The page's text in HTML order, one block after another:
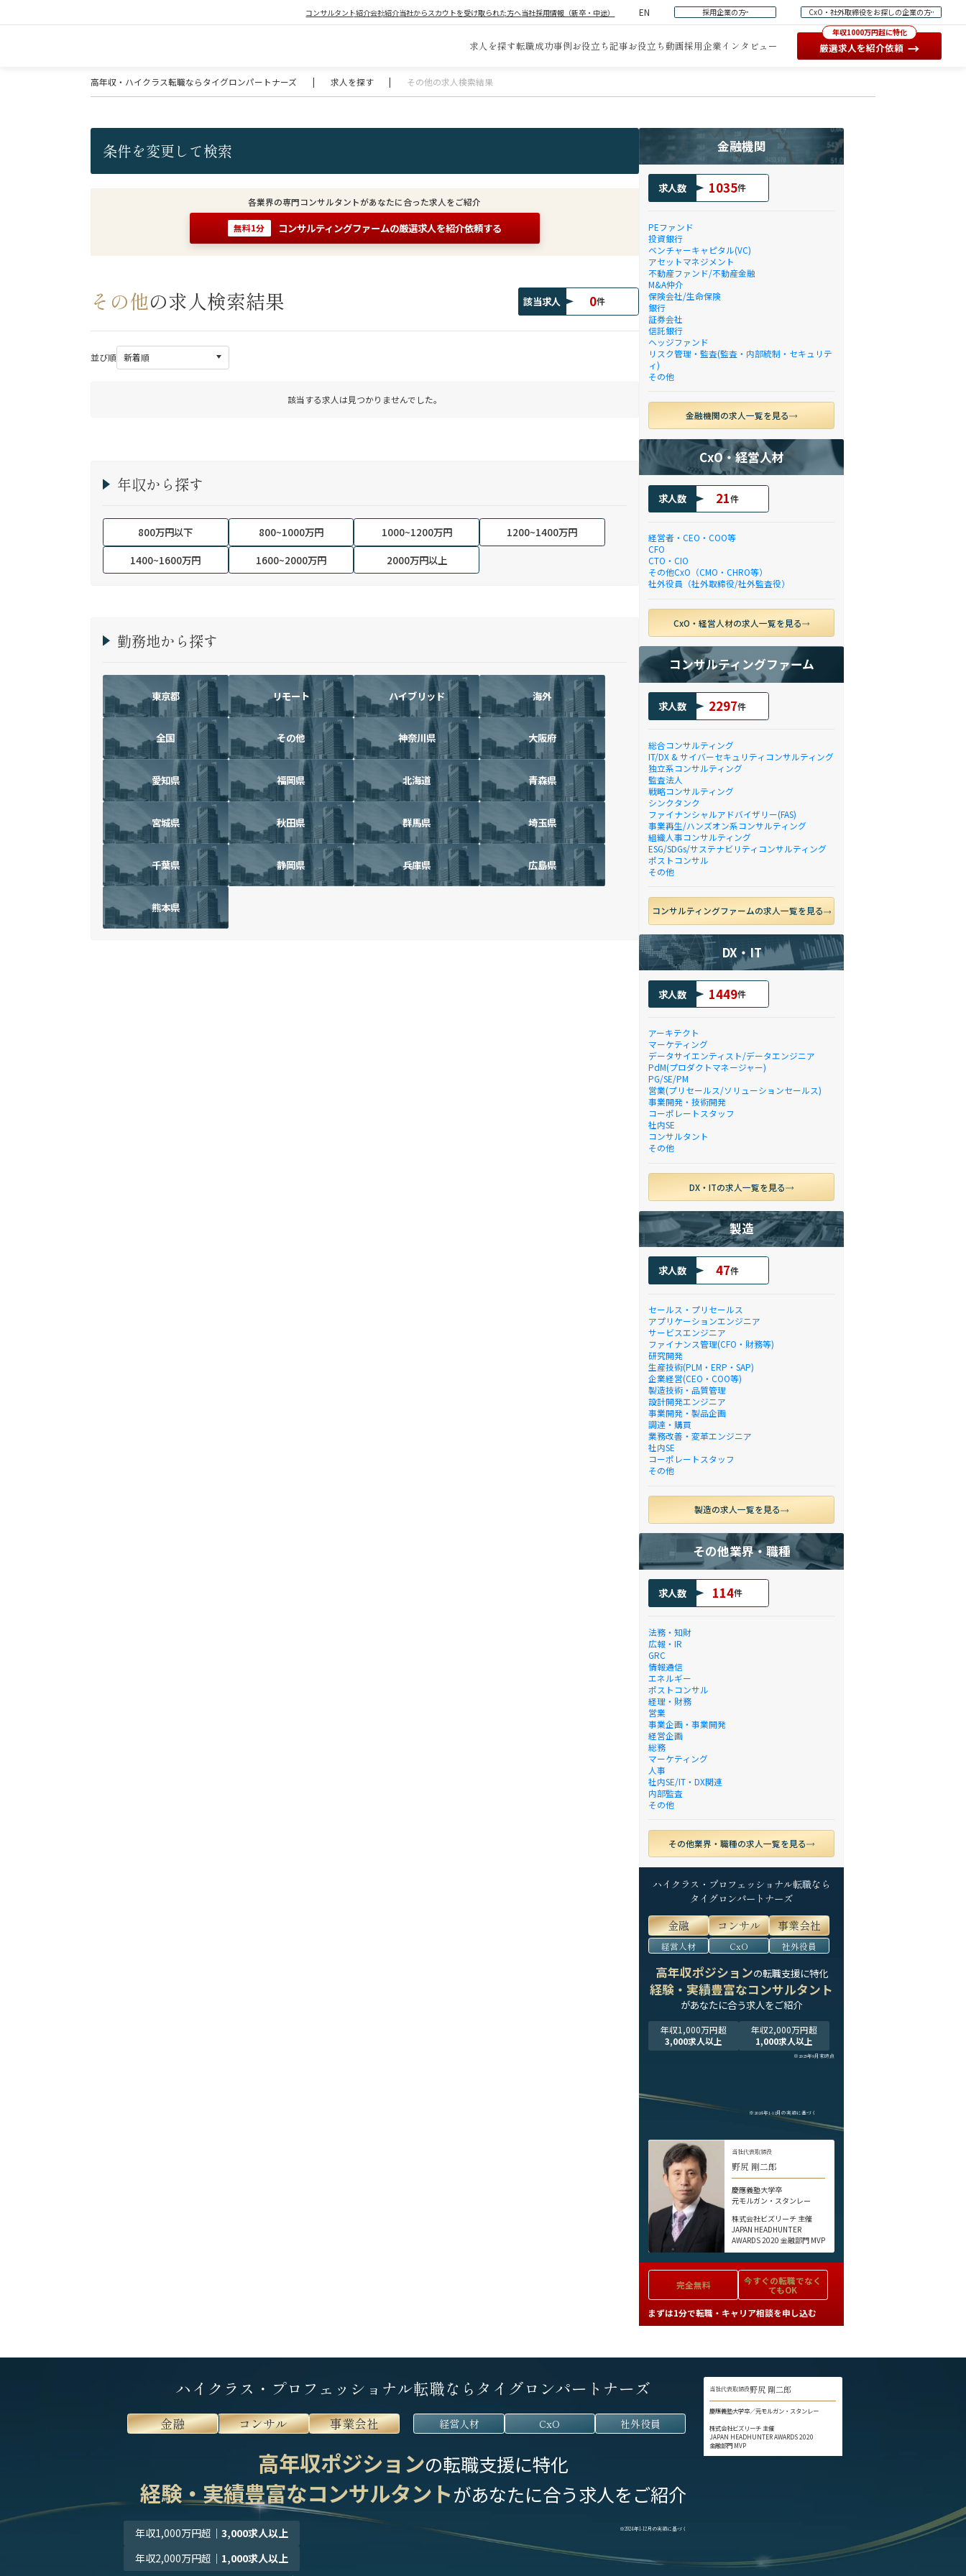
コンサルタント紹介会社紹介当社からスカウトを受け取られた方へ当社採用情報（新卒・中途） EN 採用企業の方 CxO・社外取締役をお探しの企業の方
求人を探す転職成功事例お役立ち記事お役立ち動画採用企業インタビュー
年収1000万円超に特化
厳選求人を紹介依頼 →
高年収・ハイクラス転職ならタイグロンパートナーズ | 求人を探す | その他の求人検索結果
条件を変更して検索
各業界の専門コンサルタントがあなたに合った求人をご紹介
無料1分 コンサルティングファームの厳選求人を紹介依頼する
その他の求人検索結果 該当求人 0件
並び順
該当する求人は見つかりませんでした。
年収から探す
800万円以下 800~1000万円 1000~1200万円
1200~1400万円
1400~1600万円
1600~2000万円 2000万円以上
勤務地から探す
東京都 リモート ハイブリッド 海外
全国 その他 神奈川県 大阪府
愛知県 福岡県 北海道 青森県
宮城県 秋田県 群馬県 埼玉県
千葉県 静岡県 兵庫県 広島県
熊本県
金融機関
求人数 1035件
PEファンド
投資銀行
ベンチャーキャピタル(VC)
アセットマネジメント
不動産ファンド/不動産金融
M&A仲介
保険会社/生命保険
銀行
証券会社
信託銀行
ヘッジファンド
リスク管理・監査(監査・内部統制・セキュリテ
ィ)
その他
金融機関の求人一覧を見る
CxO・経営人材
求人数 21件
経営者・CEO・COO等
CFO
CTO・CIO
その他CxO（CMO・CHRO等）
社外役員（社外取締役/社外監査役）
CxO・経営人材の求人一覧を見る
コンサルティングファーム
求人数 2297件
総合コンサルティング
IT/DX & サイバーセキュリティコンサルティング
独立系コンサルティング
監査法人
戦略コンサルティング
シンクタンク
ファイナンシャルアドバイザリー(FAS)
事業再生/ハンズオン系コンサルティング
組織人事コンサルティング
ESG/SDGs/サステナビリティコンサルティング
ポストコンサル
その他
コンサルティングファームの求人一覧を見る
DX・IT
求人数 1449件
アーキテクト
マーケティング
データサイエンティスト/データエンジニア
PdM(プロダクトマネージャー)
PG/SE/PM
営業(プリセールス/ソリューションセールス)
事業開発・技術開発
コーポレートスタッフ
社内SE
コンサルタント
その他
DX・ITの求人一覧を見る
製造
求人数 47件
セールス・プリセールス
アプリケーションエンジニア
サービスエンジニア
ファイナンス管理(CFO・財務等)
研究開発
生産技術(PLM・ERP・SAP)
企業経営(CEO・COO等)
製造技術・品質管理
設計開発エンジニア
事業開発・製品企画
調達・購買
業務改善・変革エンジニア
社内SE
コーポレートスタッフ
その他
製造の求人一覧を見る
その他業界・職種
求人数 114件
法務・知財
広報・IR
GRC
情報通信
エネルギー
ポストコンサル
経理・財務
営業
事業企画・事業開発
経営企画
総務
マーケティング
人事
社内SE/IT・DX関連
内部監査
その他
その他業界・職種の求人一覧を見る
ハイクラス・プロフェッショナル転職なら
タイグロンパートナーズ
金融 コンサル 事業会社
経営人材 CxO 社外役員
高年収ポジションの転職支援に特化
経験・実績豊富なコンサルタント
があなたに合う求人をご紹介
年収1,000万円超
3,000求人以上
年収2,000万円超
1,000求人以上
※2025年9月末時点
※2024年1-12月の実績に基づく
当社代表取締役
野尻 剛二郎
慶應義塾大学卒
元モルガン・スタンレー
株式会社ビズリーチ 主催
JAPAN HEADHUNTER
AWARDS 2020 金融部門 MVP
完全無料 今すぐの転職でなく
てもOK
まずは1分で転職・キャリア相談を申し込む
ハイクラス・プロフェッショナル転職ならタイグロンパートナーズ
金融 コンサル 事業会社 経営人材 CxO 社外役員
高年収ポジションの転職支援に特化
経験・実績豊富なコンサルタントがあなたに合う求人をご紹介
年収1,000万円超 ｜3,000求人以上
年収2,000万円超 ｜ 1,000求人以上
※2024年1-12月の実績に基づく
当社代表取締役野尻 剛二郎
慶應義塾大学卒／元モルガン・スタンレー
株式会社ビズリーチ 主催
JAPAN HEADHUNTER AWARDS 2020
金融部門 MVP